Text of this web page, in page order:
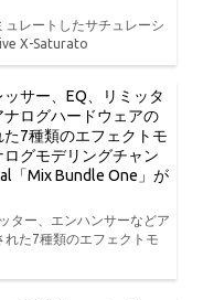
レートしたサチュレーシ
X-Saturato
ッサー、EQ、リミッタ
ログハードウェアの
7種類のエフェクトモ
グモデリングチャン
「Mix Bundle One」が
ター、エンハンサーなどア
た7種類のエフェクトモ